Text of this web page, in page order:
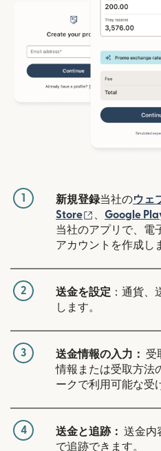
1 新規登録当社のウェ
Store
（別ウィン
Google
当社のアプリで、電
アカウントを作成し
2 送金を設定 ：通貨、
します。
3 送金情報の入力：
受
情報または受取方法
ークで利用可能な受
4 送金と追跡： 送金内
で追跡できます。